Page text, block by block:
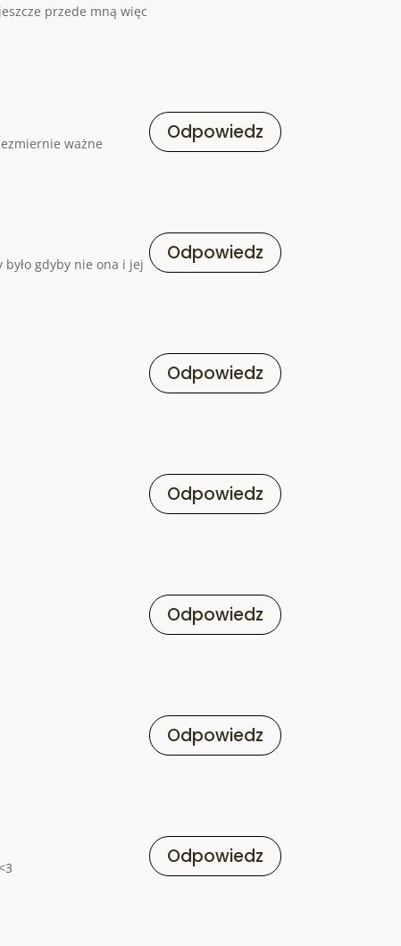
przede mną więc
ważne
Odpowiedz
gdyby nie ona i jej
Odpowiedz
Odpowiedz
Odpowiedz
Odpowiedz
Odpowiedz
Odpowiedz